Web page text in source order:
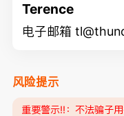
Terence
电子邮箱
风险提示
重要警示‼️：不法骗子